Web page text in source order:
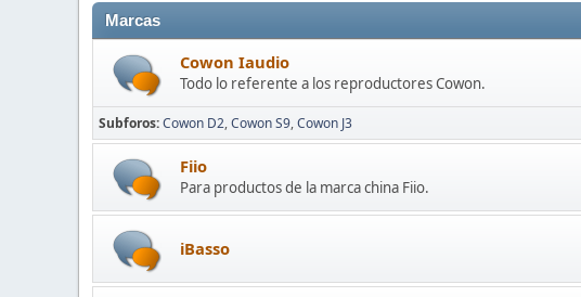
Marcas
Cowon Iaudio
Todo lo referente a los reproductores Cowon.
Subforos Cowon D2 Cowon S9 Cowon J3
Fiio
Para productos de la marca china Fiio.
iBasso